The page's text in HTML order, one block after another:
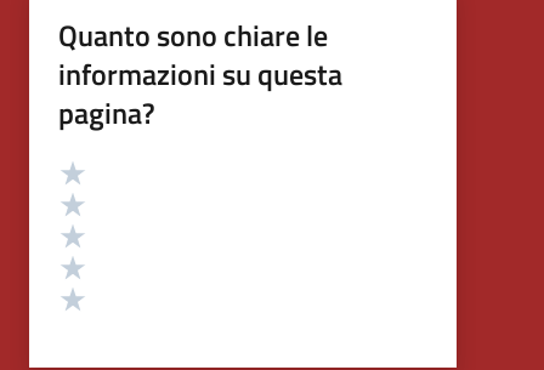
Quanto sono chiare le
informazioni su questa
pagina?
Valutazione